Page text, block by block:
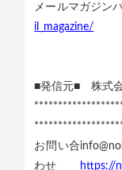
メールマガジ
il_magazine/
■発信元■ 株式
お問い合
わせ
https://